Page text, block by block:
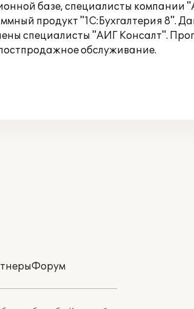
базе, специалисты
продукт "1С:Бухгалтерия 8".
специалисты "АИГ Консалт".
обслуживание.
Форум